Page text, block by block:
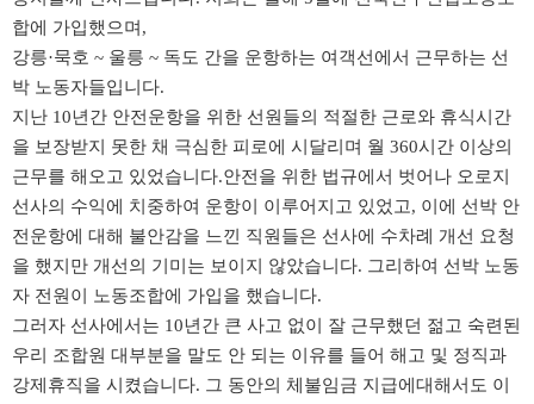
합에 가입했으며 ,
강릉·묵호 ~ 울릉 ~ 독도 간을 운항하는 여객선에서 근무하는 선
박 노동자들입니다.
지난 10년간 안전운항을 위한 선원들의 적절한 근로와 휴식시간
을 보장받지 못한 채 극심한 피로에 시달리며 월 360시간 이상의
근무를 해오고 있었습니다.안전을 위한 법규에서 벗어나 오로지
선사의 수익에 치중하여 운항이 이루어지고 있었고, 이에 선박 안
전운항에 대해 불안감을 느낀 직원들은 선사에 수차례 개선 요청
을 했지만 개선의 기미는 보이지 않았습니다. 그리하여 선박 노동
자 전원이 노동조합에 가입을 했습니다.
그러자 선사에서는 10년간 큰 사고 없이 잘 근무했던 젊고 숙련된
우리 조합원 대부분을 말도 안 되는 이유를 들어 해고 및 정직과
강제휴직을 시켰습니다. 그 동안의 체불임금 지급에대해서도 이